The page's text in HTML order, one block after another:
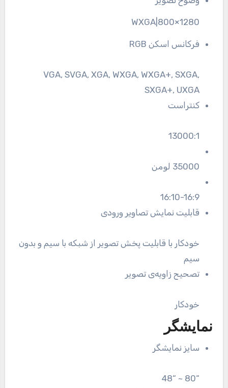
1280×800|WXGA
فرکانس اسکن RGB
VGA, SVGA, XGA, WXGA, WXGA+, SXGA,
SXGA+, UXGA
کنتراست
13000:1
35000 لومن
16:10-16:9
قابلیت نمایش تصاویر ورودی
خودکار با قابلیت پخش تصویر از شبکه با سیم و بدون
سیم
تصحیح زاویه‌ی تصویر
خودکار
نمایشگر
سایز نمایشگر
“80 ~ “48